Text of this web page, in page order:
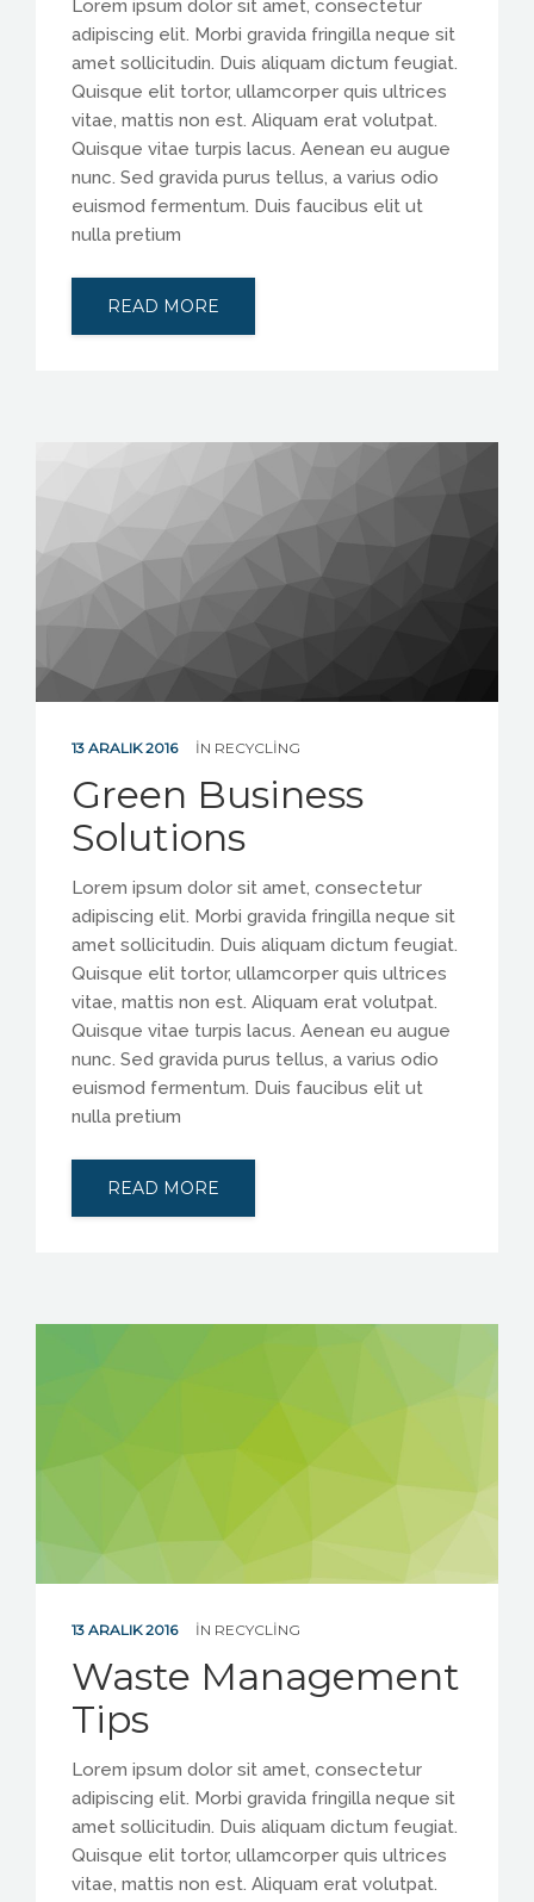
Lorem ipsum dolor sit amet, consectetur
adipiscing elit. Morbi gravida fringilla neque sit
amet sollicitudin. Duis aliquam dictum feugiat.
Quisque elit tortor, ullamcorper quis ultrices
vitae, mattis non est. Aliquam erat volutpat.
Quisque vitae turpis lacus. Aenean eu augue
nunc. Sed gravida purus tellus, a varius odio
euismod fermentum. Duis faucibus elit ut
nulla pretium
READ MORE
13 ARALIK 2016 IN RECYCLING
Green Business
Solutions
Lorem ipsum dolor sit amet, consectetur
adipiscing elit. Morbi gravida fringilla neque sit
amet sollicitudin. Duis aliquam dictum feugiat.
Quisque elit tortor, ullamcorper quis ultrices
vitae, mattis non est. Aliquam erat volutpat.
Quisque vitae turpis lacus. Aenean eu augue
nunc. Sed gravida purus tellus, a varius odio
euismod fermentum. Duis faucibus elit ut
nulla pretium
READ MORE
13 ARALIK 2016 IN RECYCLING
Waste Management
Tips
Lorem ipsum dolor sit amet, consectetur
adipiscing elit. Morbi gravida fringilla neque sit
amet sollicitudin. Duis aliquam dictum feugiat.
Quisque elit tortor, ullamcorper quis ultrices
vitae, mattis non est. Aliquam erat volutpat.